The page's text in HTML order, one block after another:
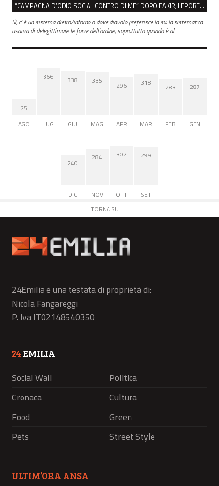
“CAMPAGNA D’ODIO SOCIAL CONTRO DI ME” DOPO FAKIR, LEPORE: “C’È UN SISTEMA DIETRO”
Sì, c' è un sistema dietro/intorno o dove diavolo preferisce la sx: la sistematica
usanza di delegittimare le forze dell'ordine, soprattutto quando è al
25
AGO
366
LUG
338
GIU
335
MAG
296
APR
318
MAR
283
FEB
287
GEN
240
DIC
284
NOV
307
OTT
299
SET
TORNA SU
24Emilia è una testata di proprietà di:
Nicola Fangareggi
P. Iva IT02148540350
24 EMILIA
Social Wall
Politica
Cronaca
Cultura
Food
Green
Pets
Street Style
ULTIM’ORA ANSA